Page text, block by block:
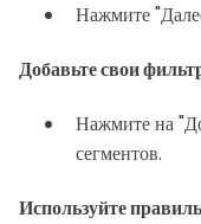
Нажмите
Добавьте свои
Нажмите на
сегментов.
Используйте